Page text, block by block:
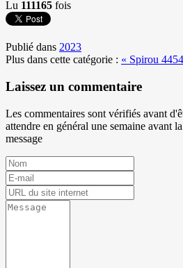
Lu 111165 fois
Publié dans 2023
Plus dans cette catégorie : « Spirou 4454
Laissez un commentaire
Les commentaires sont vérifiés avant
attendre en général une semaine avant
message